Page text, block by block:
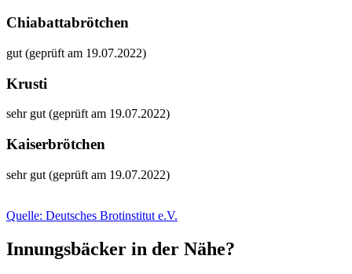
Chiabattabrötchen
gut (geprüft am 19.07.2022)
Krusti
sehr gut (geprüft am 19.07.2022)
Kaiserbrötchen
sehr gut (geprüft am 19.07.2022)
Quelle: Deutsches Brotinstitut e.V.
Innungsbäcker in der Nähe?